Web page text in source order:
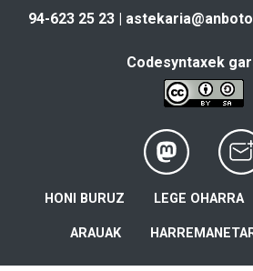
94-623 25 23 |
Codesyntaxek
HONI BURUZ LEGE OHARRA
ARAUAK